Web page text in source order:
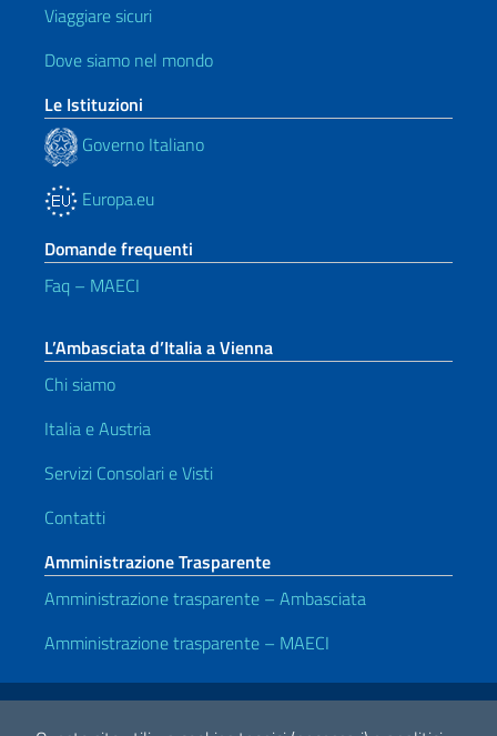
Viaggiare sicuri
Dove siamo nel mondo
Le Istituzioni
Governo Italiano
Europa.eu
Domande frequenti
Faq – MAECI
L’Ambasciata d’Italia a Vienna
Chi siamo
Italia e Austria
Servizi Consolari e Visti
Contatti
Amministrazione Trasparente
Amministrazione trasparente – Ambasciata
Amministrazione trasparente – MAECI
Link Utili